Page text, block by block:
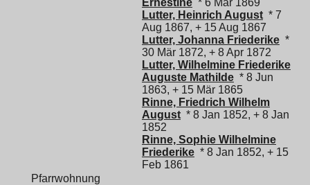
Ernestine * 6 Mär 1869
Lutter, Heinrich August * 7
Aug 1867, + 15 Aug 1867
Lutter, Johanna Friederike *
30 Mär 1872, + 8 Apr 1872
Lutter, Wilhelmine Friederike
Auguste Mathilde * 8 Jun
1863, + 15 Mär 1865
Rinne, Friedrich Wilhelm
August * 8 Jan 1852, + 8 Jan
1852
Rinne, Sophie Wilhelmine
Friederike * 8 Jan 1852, + 15
Feb 1861
Pfarrwohnung